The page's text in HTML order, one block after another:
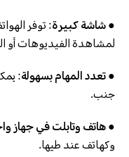
● شاشة كبيرة: توفر
لمشاهدة الفيديوهات أو
● تعدد المهام بسهولة:
جنب.
● هاتف وتابلت في جهاز
وكهاتف عند طيها.